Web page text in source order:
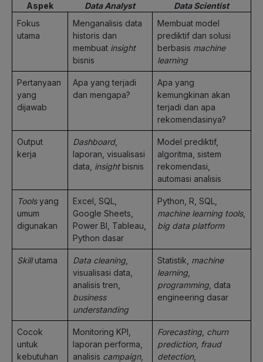
Aspek Data Analyst
Data Scientist
Fokus
utama
Menganalisis data
historis dan
membuat insight
bisnis
Membuat model
prediktif dan solusi
berbasis machine
learning
Pertanyaan
yang
dijawab
Apa yang terjadi
dan mengapa?
Apa yang
kemungkinan akan
terjadi dan apa
rekomendasinya?
Output
kerja
Dashboard,
laporan, visualisasi
data, insightbisnis
Model prediktif,
algoritma, sistem
rekomendasi,
automasi analisis
Toolsyang
umum
digunakan
Excel, SQL,
Google Sheets,
Power BI, Tableau,
Python dasar
Python, R, SQL,
machine learning tools,
big data platform
Skillutama Data cleaning
visualisasi data,
analisis tren,
business
understanding
Statistik, machine
learning
programming , data
engineering dasar
Cocok
untuk
kebutuhan
Monitoring KPI,
laporan performa,
analisis campaign,
Forecasting churn
prediction, fraud
detection,